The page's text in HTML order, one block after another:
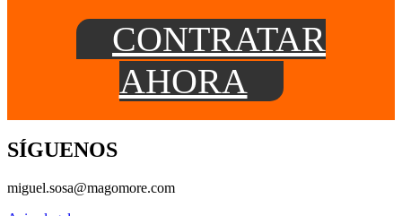
CONTRATAR
AHORA
SÍGUENOS
miguel.sosa@magomore.com